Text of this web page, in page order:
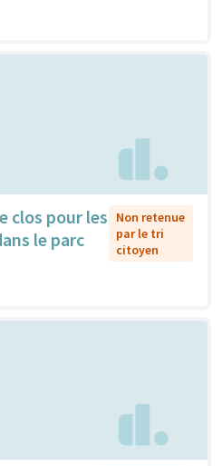
clos pour les
le parc
Non retenue
par le tri
citoyen